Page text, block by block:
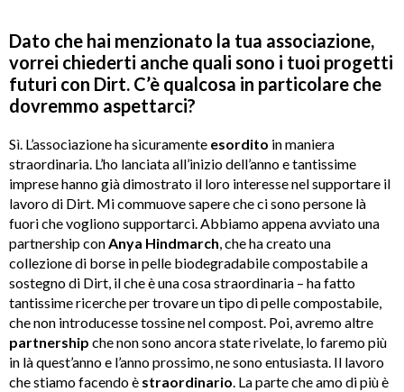
Dato che hai menzionato la tua associazione,
vorrei chiederti anche quali sono i tuoi progetti
futuri con Dirt. C’è qualcosa in particolare che
dovremmo aspettarci?
Sì. L’associazione ha sicuramente esordito in maniera
straordinaria. L’ho lanciata all’inizio dell’anno e tantissime
imprese hanno già dimostrato il loro interesse nel supportare il
lavoro di Dirt. Mi commuove sapere che ci sono persone là
fuori che vogliono supportarci. Abbiamo appena avviato una
partnership conAnya Hindmarch, che ha creato una
collezione di borse in pelle biodegradabile compostabile a
sostegno di Dirt, il che è una cosa straordinaria – ha fatto
tantissime ricerche per trovare un tipo di pelle compostabile,
che non introducesse tossine nel compost. Poi, avremo altre
partnership che non sono ancora state rivelate, lo faremo più
in là quest’anno e l’anno prossimo, ne sono entusiasta. Il lavoro
che stiamo facendo è straordinario. La parte che amo di più è